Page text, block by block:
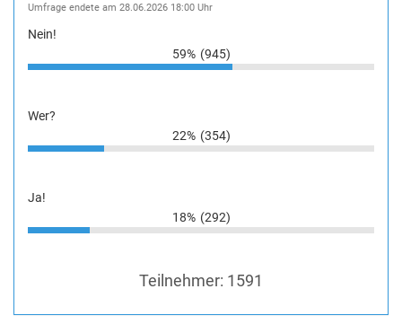
Umfrage endete am 28.06.2026 18:00 Uhr
Nein!
59% (945)
Wer?
22% (354)
Ja!
18% (292)
Teilnehmer: 1591